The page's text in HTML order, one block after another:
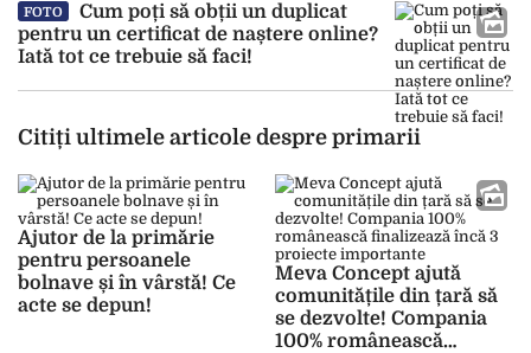
FOTO
Cum poți să obții un duplicat
pentru un certificat de naștere online?
Iată tot ce trebuie să faci!
Citiți ultimele articole despre primarii
Ajutor de la primărie
pentru persoanele
bolnave și în vârstă! Ce
acte se depun!
Meva Concept ajută
comunitățile din țară să
se dezvolte! Compania
100% românească